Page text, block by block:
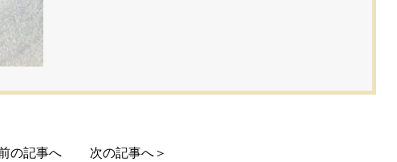
の記事へ 次の記事へ＞